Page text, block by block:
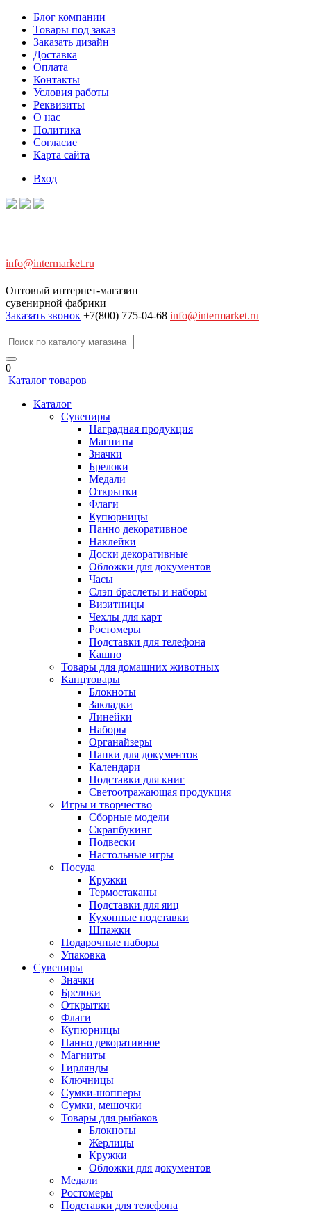
Блог компании
Товары под заказ
Заказать дизайн
Доставка
Оплата
Контакты
Условия работы
Реквизиты
О нас
Политика
Согласие
Карта сайта
Вход
info@intermarket.ru
Оптовый интернет-магазин
сувенирной фабрики
Заказать звонок +7(800) 775-04-68 info@intermarket.ru
0
Каталог товаров
Каталог
Сувениры
Наградная продукция
Магниты
Значки
Брелоки
Медали
Открытки
Флаги
Купюрницы
Панно декоративное
Наклейки
Доски декоративные
Обложки для документов
Часы
Слэп браслеты и наборы
Визитницы
Чехлы для карт
Ростомеры
Подставки для телефона
Кашпо
Товары для домашних животных
Канцтовары
Блокноты
Закладки
Линейки
Наборы
Органайзеры
Папки для документов
Календари
Подставки для книг
Светоотражающая продукция
Игры и творчество
Сборные модели
Скрапбукинг
Подвески
Настольные игры
Посуда
Кружки
Термостаканы
Подставки для яиц
Кухонные подставки
Шпажки
Подарочные наборы
Упаковка
Сувениры
Значки
Брелоки
Открытки
Флаги
Купюрницы
Панно декоративное
Магниты
Гирлянды
Ключницы
Сумки-шопперы
Сумки, мешочки
Товары для рыбаков
Блокноты
Жерлицы
Кружки
Обложки для документов
Медали
Ростомеры
Подставки для телефона